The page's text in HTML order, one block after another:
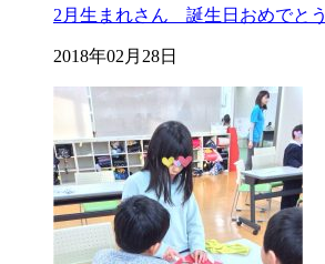
2月生まれさん 誕生日おめでとう
2018年02月28日